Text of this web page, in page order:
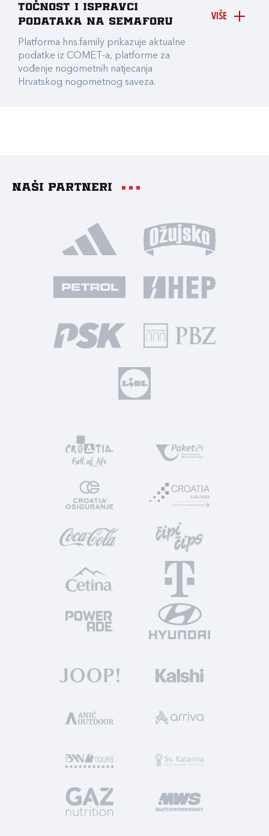
VIŠE
točnost i ispravci
podataka na Semaforu
Platforma hns.family prikazuje aktualne
podatke iz COMET-a, platforme za
vođenje nogometnih natjecanja
Hrvatskog nogometnog saveza.
Naši partneri